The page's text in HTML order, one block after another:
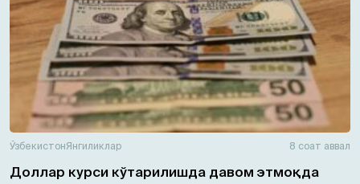
ЎзбекистонЯнгиликлар 8 соат аввал
Доллар курси кўтарилишда давом этмоқда